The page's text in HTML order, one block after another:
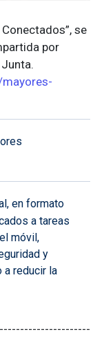
se
por
en formato
a tareas
móvil,
y
a reducir la